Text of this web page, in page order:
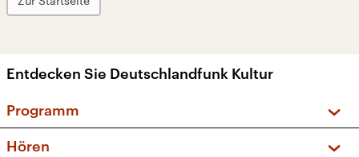
Entdecken Sie Deutschlandfunk Kultur
Programm
Hören